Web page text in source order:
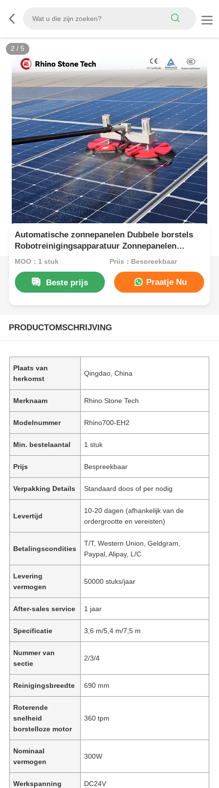
3 / 5
Automatische zonnepanelen Dubbele borstels
Robotreinigingsapparatuur Zonnepanelen
Reinigingsmachine
MOQ：1 stuk Prijs：Bespreekbaar
Beste prijs Praatje Nu
PRODUCTOMSCHRIJVING
Plaats van
herkomst
Qingdao, China
Merknaam Rhino Stone Tech
Modelnummer Rhino700-EH2
Min. bestelaantal 1 stuk
Prijs Bespreekbaar
Verpakking Details Standaard doos of per nodig
Levertijd
10-20 dagen (afhankelijk van de
ordergrootte en vereisten)
Betalingscondities
T/T, Western Union, Geldgram,
Paypal, Alipay, L/C
Levering
vermogen
50000 stuks/jaar
After-sales service 1 jaar
Specificatie 3,6 m/5,4 m/7,5 m
Nummer van
sectie
2/3/4
Reinigingsbreedte 690 mm
Roterende
snelheid
borstelloze motor
360 tpm
Nominaal
vermogen
300W
Werkspanning DC24V